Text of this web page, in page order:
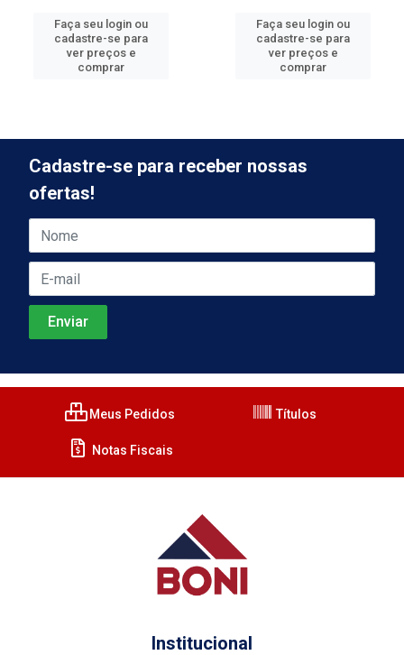
Faça seu login ou
cadastre-se para
ver preços e
comprar
Faça seu login ou
cadastre-se para
ver preços e
comprar
Cadastre-se para receber nossas
ofertas!
Meus Pedidos Títulos
Notas Fiscais
Institucional